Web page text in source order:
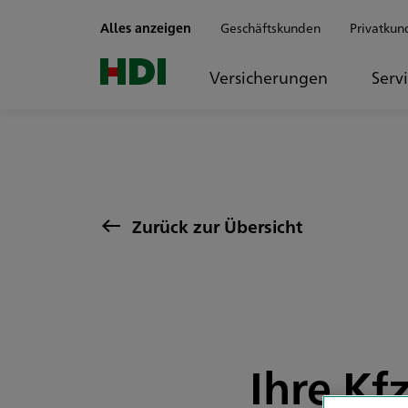
Alles anzeigen Geschäftskunden
Versicherungen
Zurück zur Übersicht
Ihre